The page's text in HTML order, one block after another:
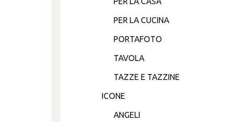
PER LA CUCINA
PORTAFOTO
TAVOLA
TAZZE E TAZZINE
ICONE
ANGELI